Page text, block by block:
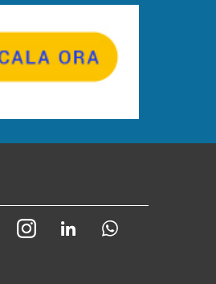
YoutubeInstagramLinkedIn